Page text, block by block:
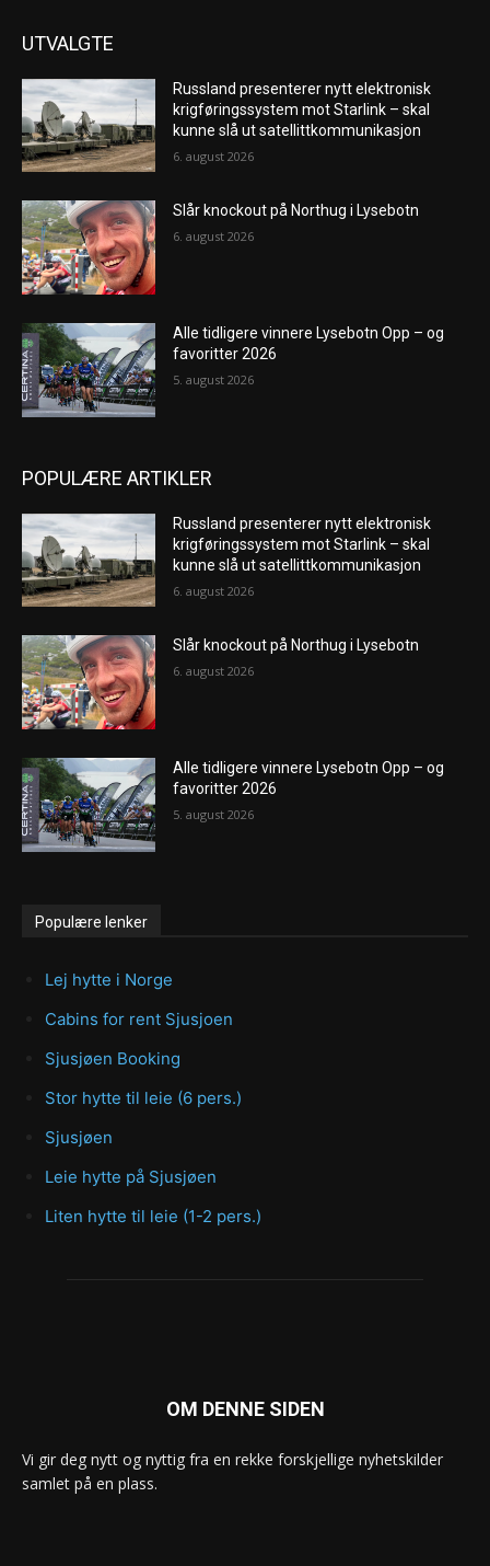
UTVALGTE
Russland presenterer nytt elektronisk
krigføringssystem mot Starlink – skal
kunne slå ut satellittkommunikasjon
6. august 2026
Slår knockout på Northug i Lysebotn
6. august 2026
Alle tidligere vinnere Lysebotn Opp – og
favoritter 2026
5. august 2026
POPULÆRE ARTIKLER
Russland presenterer nytt elektronisk
krigføringssystem mot Starlink – skal
kunne slå ut satellittkommunikasjon
6. august 2026
Slår knockout på Northug i Lysebotn
6. august 2026
Alle tidligere vinnere Lysebotn Opp – og
favoritter 2026
5. august 2026
Populære lenker
Lej hytte i Norge
Cabins for rent Sjusjoen
Sjusjøen Booking
Stor hytte til leie (6 pers.)
Sjusjøen
Leie hytte på Sjusjøen
Liten hytte til leie (1-2 pers.)
OM DENNE SIDEN
Vi gir deg nytt og nyttig fra en rekke forskjellige nyhetskilder
samlet på en plass.